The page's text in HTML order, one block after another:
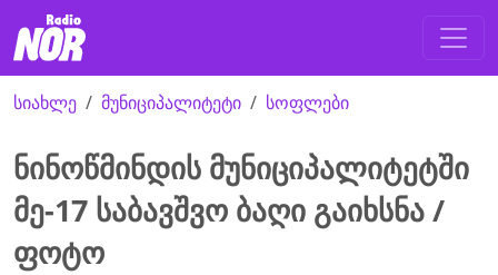
სიახლე მუნიციპალიტეტი სოფლები
ნინოწმინდის მუნიციპალიტეტში
მე-17 საბავშვო ბაღი გაიხსნა /
ფოტო